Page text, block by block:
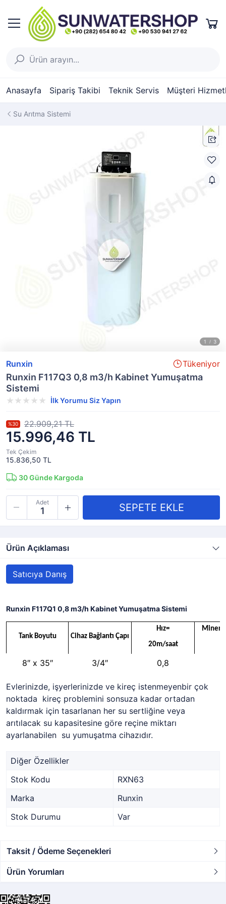
Anasayfa Sipariş Takibi Teknik Servis Müşteri
Su Arıtma Sistemi
Runxin Tükeniyor
Runxin F117Q3 0,8 m3/h Kabinet Yumuşatma
Sistemi
İlk Yorumu Siz Yapın
15.996,46 TL
%30 22.909,21 TL
Tek Çekim
15.836,50 TL
30Günde Kargoda
Adet
Ürün Açıklaması
Satıcıya Danış
Runxin F117Q1 0,8 m3/h Kabinet Yumuşatma Sistemi
Tank Boyutu Cihaz Bağlantı Çapı
Hız=
20m/saat
8″ x 35″ 3/4″ 0,8
Evlerinizde, işyerlerinizde ve kireç istenmeyenbir çok
noktada kireç problemini sonsuza kadar ortadan
kaldırmak için tasarlanan her su sertliğine veya
arıtılacak su kapasitesine göre reçine miktarı
ayarlanabilen su yumuşatma cihazıdır.
Diğer Özellikler
Stok Kodu
RXN63
Marka
Runxin
Stok Durumu
Var
Taksit / Ödeme Seçenekleri
Ürün Yorumları